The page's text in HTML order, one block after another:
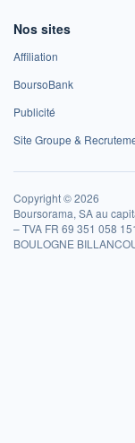
Nos sites
Affiliation
BoursoBank
Publicité
Site Groupe &
Copyright © 2026
Boursorama, SA au
– TVA FR 69 351 058
BOULOGNE